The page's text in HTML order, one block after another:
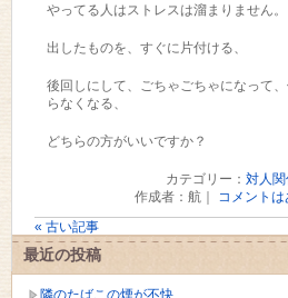
やってる人はストレスは溜まりません。
出したものを、すぐに片付ける、
後回しにして、ごちゃごちゃになって
らなくなる、
どちらの方がいいですか？
カテゴリー： 対人関
作成者：航｜ コメント
« 古い記事
最近の投稿
隣のたばこの煙が不快